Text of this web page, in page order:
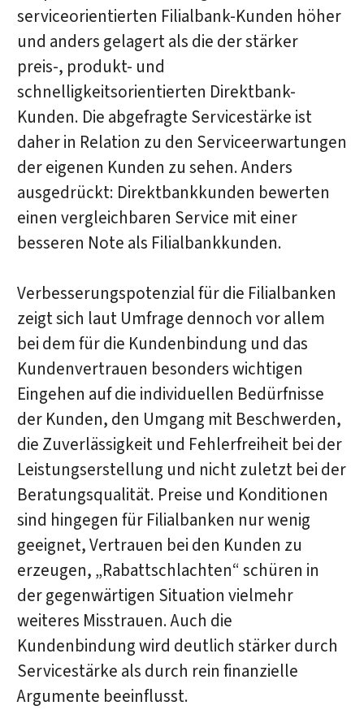
serviceorientierten Filialbank-Kunden höher
und anders gelagert als die der stärker
preis-, produkt- und
schnelligkeitsorientierten Direktbank-
Kunden. Die abgefragte Servicestärke ist
daher in Relation zu den Serviceerwartungen
der eigenen Kunden zu sehen. Anders
ausgedrückt: Direktbankkunden bewerten
einen vergleichbaren Service mit einer
besseren Note als Filialbankkunden.
Verbesserungspotenzial für die Filialbanken
zeigt sich laut Umfrage dennoch vor allem
bei dem für die Kundenbindung und das
Kundenvertrauen besonders wichtigen
Eingehen auf die individuellen Bedürfnisse
der Kunden, den Umgang mit Beschwerden,
die Zuverlässigkeit und Fehlerfreiheit bei der
Leistungserstellung und nicht zuletzt bei der
Beratungsqualität. Preise und Konditionen
sind hingegen für Filialbanken nur wenig
geeignet, Vertrauen bei den Kunden zu
erzeugen, „Rabattschlachten“ schüren in
der gegenwärtigen Situation vielmehr
weiteres Misstrauen. Auch die
Kundenbindung wird deutlich stärker durch
Servicestärke als durch rein finanzielle
Argumente beeinflusst.